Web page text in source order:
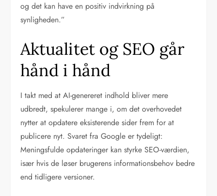
og det kan have en positiv indvirkning på
synligheden.”
Aktualitet og SEO går
hånd i hånd
I takt med at AI-genereret indhold bliver mere
udbredt, spekulerer mange i, om det overhovedet
nytter at opdatere eksisterende sider frem for at
publicere nyt. Svaret fra Google er tydeligt:
Meningsfulde opdateringer kan styrke SEO-værdien,
især hvis de løser brugerens informationsbehov bedre
end tidligere versioner.